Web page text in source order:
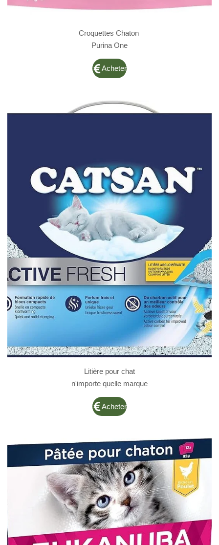
Croquettes Chaton
Purina One
Acheter
Litière pour chat
n'importe quelle marque
Acheter